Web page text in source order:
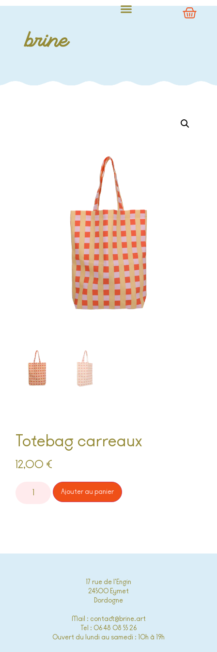
Totebag carreaux
12,00 €
Ajouter au panier
17 rue de l'Engin
24500 Eymet
Dordogne
Mail : contact@brine.art
Tel : 06 48 08 55 26
Ouvert du lundi au samedi : 10h à 19h